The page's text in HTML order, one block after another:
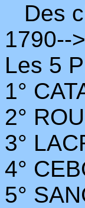
Des
1790--
Les 5
1°
2°
3°
4°
5°